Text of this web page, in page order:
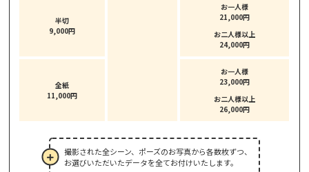
半切
9,000円
お一人様
21,000円
お二人様以上
24,000円
全紙
11,000円
お一人様
23,000円
お二人様以上
26,000円
撮影された全シーン、ポーズのお写真から各数枚ずつ、
お選びいただいたデータを全てお付けいたします。